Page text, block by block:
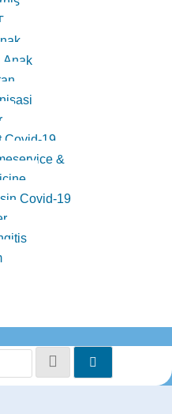
Anak
Covid-19
&
Covid-19